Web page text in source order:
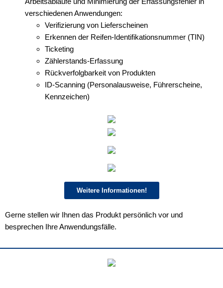
verschiedenen Anwendungen:
Verifizierung von Lieferscheinen
Erkennen der Reifen-Identifikationsnummer (TIN)
Ticketing
Zählerstands-Erfassung
Rückverfolgbarkeit von Produkten
ID-Scanning (Personalausweise, Führerscheine,
Kennzeichen)
Weitere Informationen!
Gerne stellen wir Ihnen das Produkt persönlich vor und
besprechen Ihre Anwendungsfälle.